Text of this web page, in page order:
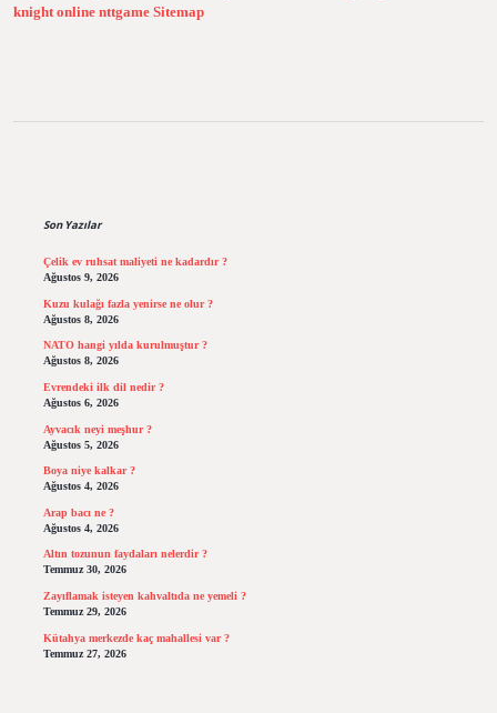
knight online nttgame Sitemap
Son Yazılar
Çelik ev ruhsat maliyeti ne kadardır ?
Ağustos 9, 2026
Kuzu kulağı fazla yenirse ne olur ?
Ağustos 8, 2026
NATO hangi yılda kurulmuştur ?
Ağustos 8, 2026
Evrendeki ilk dil nedir ?
Ağustos 6, 2026
Ayvacık neyi meşhur ?
Ağustos 5, 2026
Boya niye kalkar ?
Ağustos 4, 2026
Arap bacı ne ?
Ağustos 4, 2026
Altın tozunun faydaları nelerdir ?
Temmuz 30, 2026
Zayıflamak isteyen kahvaltıda ne yemeli ?
Temmuz 29, 2026
Kütahya merkezde kaç mahallesi var ?
Temmuz 27, 2026